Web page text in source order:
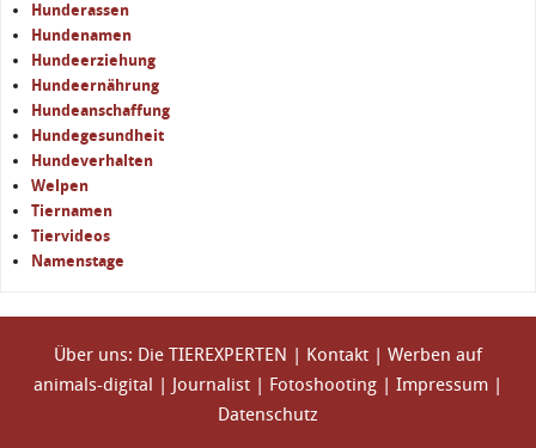
Hunderassen
Hundenamen
Hundeerziehung
Hundeernährung
Hundeanschaffung
Hundegesundheit
Hundeverhalten
Welpen
Tiernamen
Tiervideos
Namenstage
Über uns: Die TIEREXPERTEN | Kontakt | Werben auf
animals-digital | Journalist | Fotoshooting | Impressum |
Datenschutz